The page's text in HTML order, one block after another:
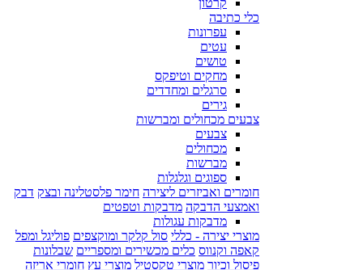
קרטון
כלי כתיבה
עפרונות
עטים
טושים
מחקים וטיפקס
סרגלים ומחדדים
גירים
צבעים מכחולים ומברשות
צבעים
מכחולים
מברשות
ספוגים וגלגלות
חומרים ואביזרים ליצירה חימר פלסטלינה ובצק דבק
ואמצעי הדבקה מדבקות וטפטים
מדבקות עגולות
מוצרי יצירה - כללי סול קלקר ומוקצפים פוליגל ומפל
קאפה וקנווס כלים מכשירים ומספריים שבלונות
פיסול וכיור מוצרי טקסטיל מוצרי עץ חומרי אריזה